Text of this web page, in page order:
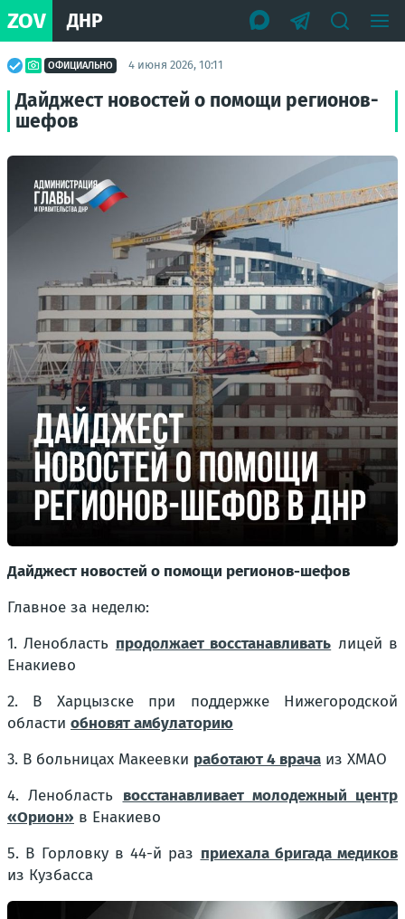
ZOV ДНР
ОФИЦИАЛЬНО 4 июня 2026, 10:11
Дайджест новостей о помощи регионов-
шефов
Дайджест новостей о помощи регионов-шефов
Главное за неделю:
1. Ленобласть продолжает восстанавливать лицей в
Енакиево
2. В Харцызске при поддержке Нижегородской
области обновят амбулаторию
3. В больницах Макеевки работают 4 врача из ХМАО
4. Ленобласть восстанавливает молодежный центр
«Орион» в Енакиево
5. В Горловку в 44-й раз приехала бригада медиков
из Кузбасса